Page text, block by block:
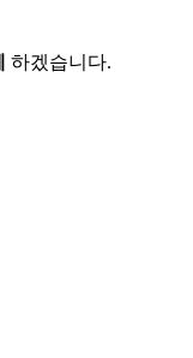
하겠습니다.